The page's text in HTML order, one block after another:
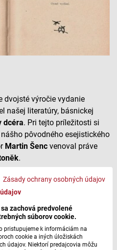
Zásady ochrany osobných údajov
zachová predvolené
súborov cookie.
pristupujeme k informáciám na
cookie a iných úložiskách
údajov. Niektorí predajcovia môžu
dvojsté výročie vydanie
našej literatúry, básnickej
dcéra. Pri tejto príležitosti si
pôvodného esejistického
Martin Šenc venoval práve
.
moderného slovenského
nám chybuv prehrávači.